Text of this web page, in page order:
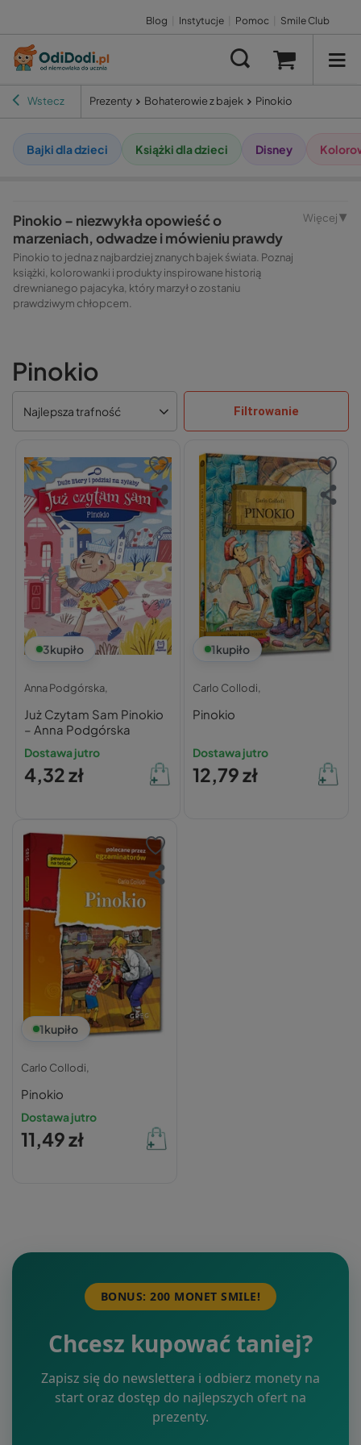
Blog Instytucje Pomoc Smile Club
Wstecz Prezenty Bohaterowie z bajek Pinokio
Bajki dla dzieci Książki dla dzieci Disney
Pinokio – niezwykła opowieść o
marzeniach, odwadze i mówieniu prawdy
Pinokio to jedna z najbardziej znanych bajek świata. Poznaj
książki, kolorowanki i produkty inspirowane historią
drewnianego pajacyka, który marzył o zostaniu
prawdziwym chłopcem.
Więcej ▼
Pinokio
Najlepsza trafność Filtrowanie
3kupiło
Anna Podgórska,
Już Czytam Sam Pinokio
– Anna Podgórska
Dostawa jutro
4,32 zł
1kupiło
Carlo Collodi,
Pinokio
Dostawa jutro
12,79 zł
1kupiło
Carlo Collodi,
Pinokio
Dostawa jutro
11,49 zł
BONUS: 200 MONET SMILE!
Chcesz kupować taniej?
Zapisz się do newslettera i odbierz monety na
start oraz dostęp do najlepszych ofert na
prezenty.